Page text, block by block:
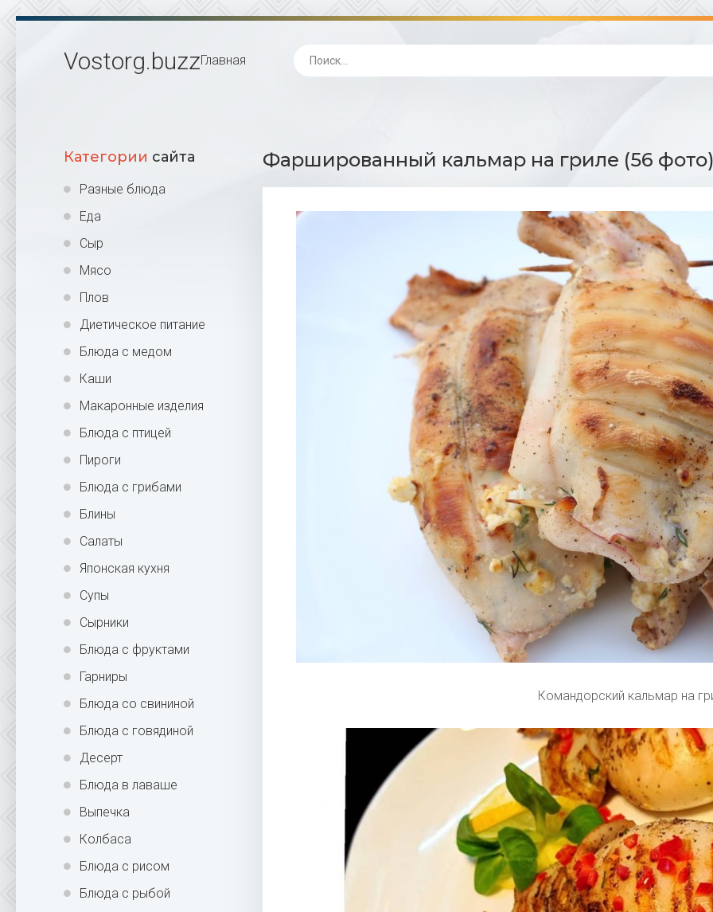
Vostorg.buzzГлавная
Категории сайта
Разные блюда
Еда
Сыр
Мясо
Плов
Диетическое питание
Блюда с медом
Каши
Макаронные изделия
Блюда с птицей
Пироги
Блюда с грибами
Блины
Салаты
Японская кухня
Супы
Сырники
Блюда с фруктами
Гарниры
Блюда со свининой
Блюда с говядиной
Десерт
Блюда в лаваше
Выпечка
Колбаса
Блюда с рисом
Блюда с рыбой
Фаршированный кальмар на гриле (56
Командорский кальмар на